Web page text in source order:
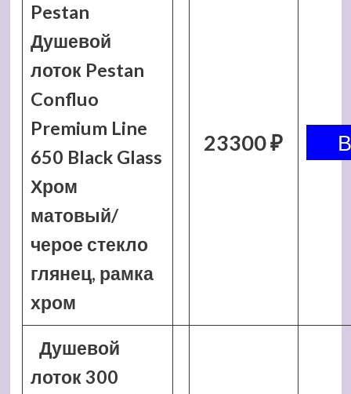
Pestan
Душевой
лоток Pestan
Confluo
Premium Line
650 Black Glass
Хром
матовый/
черое стекло
глянец, рамка
хром
23300 ₽
Душевой
лоток 300